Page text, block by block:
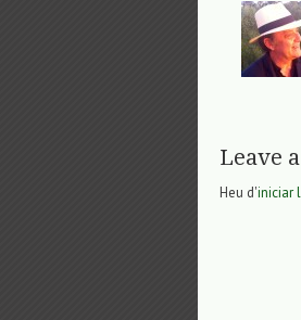
Leave
Heu d'iniciar